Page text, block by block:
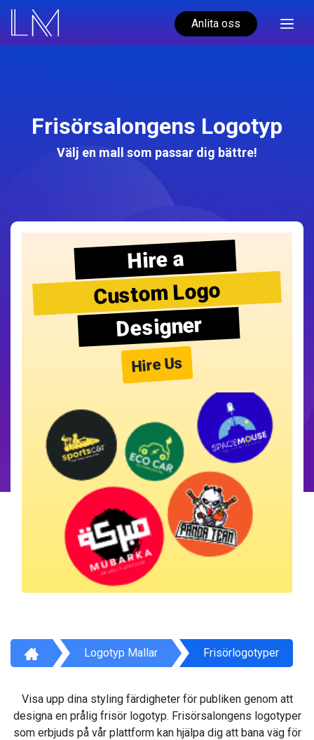
Anlita oss
Frisörsalongens Logotyp
Välj en mall som passar dig bättre!
Hire a
Custom Logo
Designer
Hire Us
Logotyp Mallar Frisörlogotyper
Visa upp dina styling färdigheter för publiken genom att
designa en prålig frisör logotyp. Frisörsalongens logotyper
som erbjuds på vår plattform kan hjälpa dig att bana väg för